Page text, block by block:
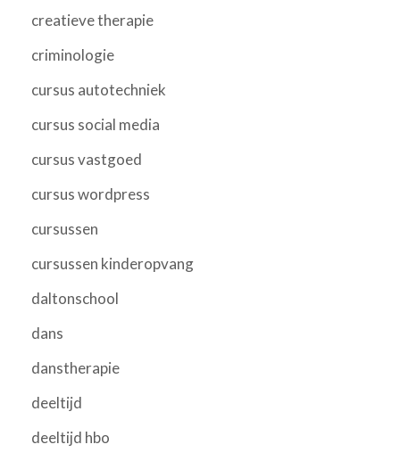
creatieve therapie
criminologie
cursus autotechniek
cursus social media
cursus vastgoed
cursus wordpress
cursussen
cursussen kinderopvang
daltonschool
dans
danstherapie
deeltijd
deeltijd hbo